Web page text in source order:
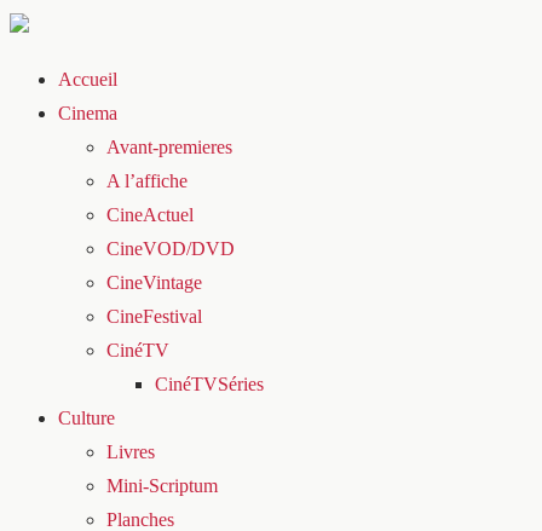
Accueil
Cinema
Avant-premieres
A l’affiche
CineActuel
CineVOD/DVD
CineVintage
CineFestival
CinéTV
CinéTVSéries
Culture
Livres
Mini-Scriptum
Planches